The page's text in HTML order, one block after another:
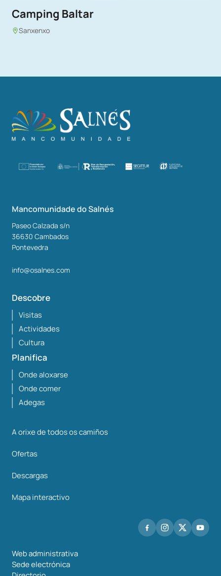
Camping Baltar
Sanxenxo
Mancomunidade do Salnés
Paseo Calzada s/n
36630 Cambados
Pontevedra
info@osalnes.com
Descobre
Visitas
Actividades
Cultura
Planifica
Onde aloxarse
Onde comer
Adegas
A orixe de todos os camiños
Ofertas
Descargas
Mapa interactivo
Web administrativa
Sede electrónica